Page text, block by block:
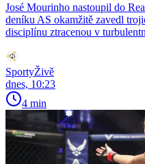
José Mourinho nastoupil do
deníku AS okamžitě zavedl
disciplínu ztracenou v
SportyŽivě
dnes, 10:23
4 min